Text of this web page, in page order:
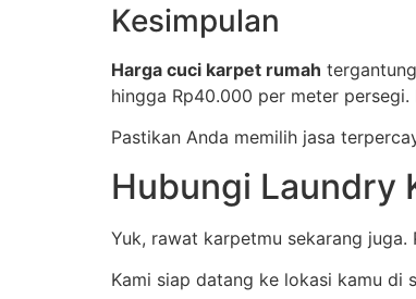
Kesimpulan
Harga cuci karpet rumah
hingga Rp40.000 per meter
Pastikan Anda memilih jasa
Hubungi Laundry
Yuk, rawat karpetmu sekarang juga.
Kami siap datang ke lokasi kamu di